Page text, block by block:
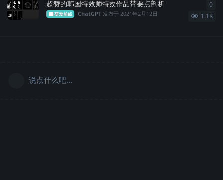
超赞的韩国特效师特效作品带要点剖析
研发前线 ChatGPT 发布于2021年2月12日 1.1K
0
说点什么吧...